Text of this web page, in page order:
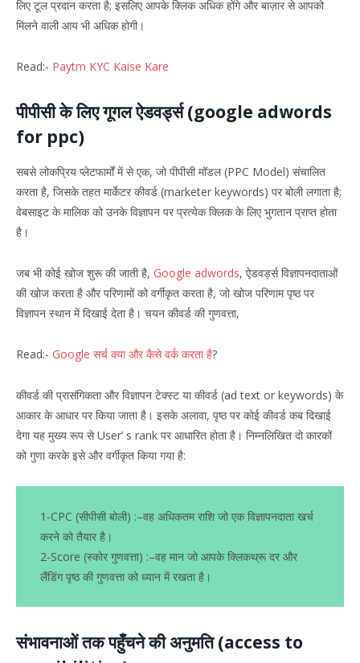
लिए टूल प्रदान करता है; इसलिए आपके क्लिक अधिक होंगे और बाज़ार से आपको
मिलने वाली आय भी अधिक होगी।
Read:- Paytm KYC Kaise Kare
पीपीसी के लिए गूगल ऐडवर्ड्स (google adwords
for ppc)
सबसे लोकप्रिय प्लेटफार्मों में से एक, जो पीपीसी मॉडल (PPC Model) संचालित
करता है, जिसके तहत मार्केटर कीवर्ड (marketer keywords) पर बोली लगाता है;
वेबसाइट के मालिक को उनके विज्ञापन पर प्रत्येक क्लिक के लिए भुगतान प्राप्त होता
है।
जब भी कोई खोज शुरू की जाती है, Google adwords, ऐडवर्ड्स विज्ञापनदाताओं
की खोज करता है और परिणामों को वर्गीकृत करता है, जो खोज परिणाम पृष्ठ पर
विज्ञापन स्थान में दिखाई देता है। चयन कीवर्ड की गुणवत्ता,
Read:- Google सर्च क्या और कैसे वर्क करता है?
कीवर्ड की प्रासंगिकता और विज्ञापन टेक्स्ट या कीवर्ड (ad text or keywords) के
आकार के आधार पर किया जाता है। इसके अलावा, पृष्ठ पर कोई कीवर्ड कब दिखाई
देगा यह मुख्य रूप से User’ s rank पर आधारित होता है। निम्नलिखित दो कारकों
को गुणा करके इसे और वर्गीकृत किया गया है:
1-CPC (सीपीसी बोली) :–वह अधिकतम राशि जो एक विज्ञापनदाता खर्च
करने को तैयार है।
2-Score (स्कोर गुणवत्ता) :–वह मान जो आपके क्लिकथ्रू दर और
लैंडिंग पृष्ठ की गुणवत्ता को ध्यान में रखता है।
संभावनाओं तक पहुँचने की अनुमति (access to